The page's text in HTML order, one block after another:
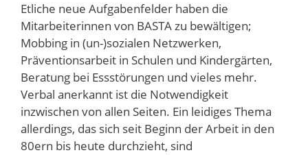
Etliche neue Aufgabenfelder haben die
Mitarbeiterinnen von BASTA zu bewältigen;
Mobbing in (un-)sozialen Netzwerken,
Präventionsarbeit in Schulen und Kindergärten,
Beratung bei Essstörungen und vieles mehr.
Verbal anerkannt ist die Notwendigkeit
inzwischen von allen Seiten. Ein leidiges Thema
allerdings, das sich seit Beginn der Arbeit in den
80ern bis heute durchzieht, sind